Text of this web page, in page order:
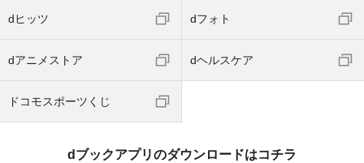
dヒッツ dフォト
dアニメストア dヘルスケア
ドコモスポーツくじ
dブックアプリのダウンロードはコチラ